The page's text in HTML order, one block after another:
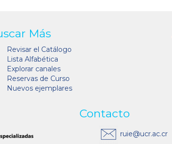
Más
Revisar el Catálogo
Lista Alfabética
Explorar canales
Reservas de Curso
Nuevos ejemplares
Contacto
ruie@ucr.ac.cr